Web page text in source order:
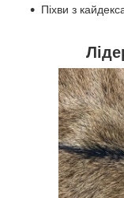
Піхви з